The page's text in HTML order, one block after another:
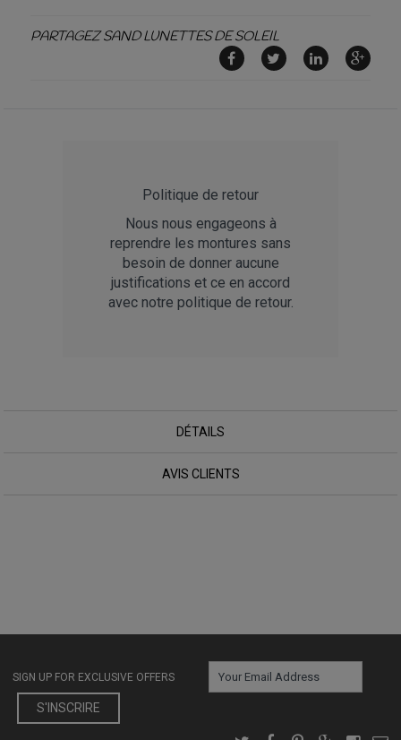
PARTAGEZ SAND LUNETTES DE SOLEIL
Politique de retour
Nous nous engageons à
reprendre les montures sans
besoin de donner aucune
justifications et ce en accord
avec notre politique de retour.
DÉTAILS
AVIS CLIENTS
SIGN UP FOR EXCLUSIVE OFFERS
S'INSCRIRE